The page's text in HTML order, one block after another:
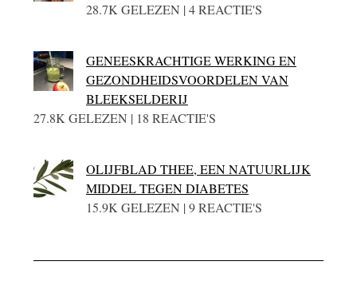
28.7K GELEZEN | 4 REACTIE'S
GENEESKRACHTIGE WERKING EN
GEZONDHEIDSVOORDELEN VAN
BLEEKSELDERIJ
27.8K GELEZEN | 18 REACTIE'S
OLIJFBLAD THEE, EEN NATUURLIJK
MIDDEL TEGEN DIABETES
15.9K GELEZEN | 9 REACTIE'S